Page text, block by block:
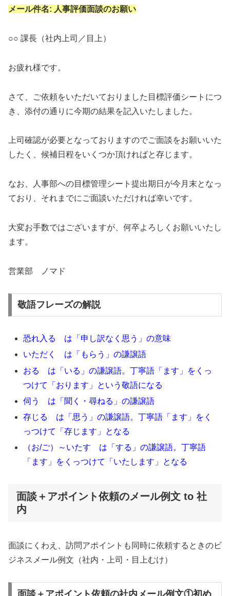
メール件名: 人事評価面談のお願い
○○ 課長（社内上司／目上）
お疲れ様です。
さて、ご依頼をいただいておりました目標評価シートにつ
き、添付の通りに今期の結果を記入いたしました。
上司確認が必要となっておりますのでご面談をお願いいた
したく、候補日程をいくつか頂ければと存じます。
なお、人事部への目標管理シート提出期日が今月末となっ
ており、それまでにご面談いただければ幸いです。
大変お手数ではございますが、何卒よろしくお願いいたし
ます。
営業部 ノマド
敬語フレーズの解説
恐れ入る は「申し訳なく思う」の意味
いただく は「もらう」の謙譲語
おる は「いる」の謙譲語。丁寧語「ます」をくっ
つけて「おります」という敬語になる
伺う は「聞く・尋ねる」の謙譲語
存じる は「思う」の謙譲語。丁寧語「ます」をく
っつけて「存じます」となる
（お/ご）～いたす は「する」の謙譲語。丁寧語
「ます」をくっつけて「いたします」となる
面談＋アポイント依頼のメール例文 to 社
内
面談にくわえ、訪問アポイントも同時に依頼するときのビ
ジネスメール例文（社内・上司・目上むけ）
面談＋アポイント依頼の社内メール例文①初め